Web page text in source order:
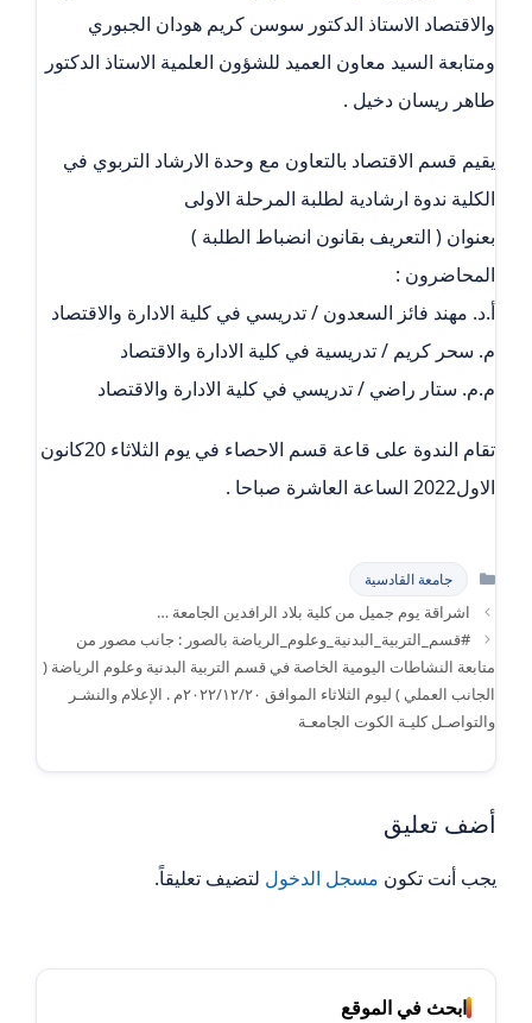
والاقتصاد الاستاذ الدكتور سوسن كريم هودان الجبوري
ومتابعة السيد معاون العميد للشؤون العلمية الاستاذ الدكتور
طاهر ريسان دخيل .
يقيم قسم الاقتصاد بالتعاون مع وحدة الارشاد التربوي في
الكلية ندوة ارشادية لطلبة المرحلة الاولى
بعنوان ( التعريف بقانون انضباط الطلبة )
المحاضرون :
أ.د. مهند فائز السعدون / تدريسي في كلية الادارة والاقتصاد
م. سحر كريم / تدريسية في كلية الادارة والاقتصاد
م.م. ستار راضي / تدريسي في كلية الادارة والاقتصاد
تقام الندوة على قاعة قسم الاحصاء في يوم الثلاثاء 20كانون
الاول2022 الساعة العاشرة صباحا .
التصنيفات
جامعة القادسية
اشراقة يوم جميل من كلية بلاد الرافدين الجامعة …
#قسم_التربية_البدنية_وعلوم_الرياضة بالصور : جانب مصور من
متابعة النشاطات اليومية الخاصة في قسم التربية البدنية وعلوم الرياضة (
الجانب العملي ) ليوم الثلاثاء الموافق ٢٠٢٢/١٢/٢٠م . الإعلام والنشـر
والتواصـل كليـة الكوت الجامعـة
أضف تعليق
يجب أنت تكون مسجل الدخول لتضيف تعليقاً.
ابحث في الموقع